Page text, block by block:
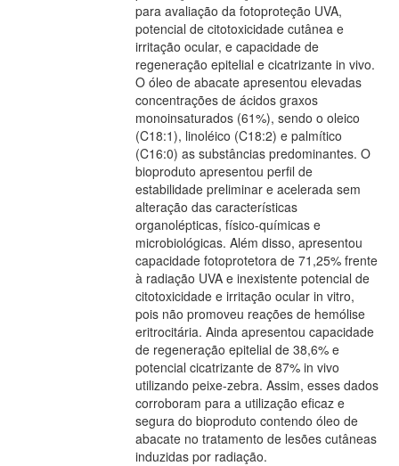
para avaliação da fotoproteção UVA,
potencial de citotoxicidade cutânea e
irritação ocular, e capacidade de
regeneração epitelial e cicatrizante in vivo.
O óleo de abacate apresentou elevadas
concentrações de ácidos graxos
monoinsaturados (61%), sendo o oleico
(C18:1), linoléico (C18:2) e palmítico
(C16:0) as substâncias predominantes. O
bioproduto apresentou perfil de
estabilidade preliminar e acelerada sem
alteração das características
organolépticas, físico-químicas e
microbiológicas. Além disso, apresentou
capacidade fotoprotetora de 71,25% frente
à radiação UVA e inexistente potencial de
citotoxicidade e irritação ocular in vitro,
pois não promoveu reações de hemólise
eritrocitária. Ainda apresentou capacidade
de regeneração epitelial de 38,6% e
potencial cicatrizante de 87% in vivo
utilizando peixe-zebra. Assim, esses dados
corroboram para a utilização eficaz e
segura do bioproduto contendo óleo de
abacate no tratamento de lesões cutâneas
induzidas por radiação.